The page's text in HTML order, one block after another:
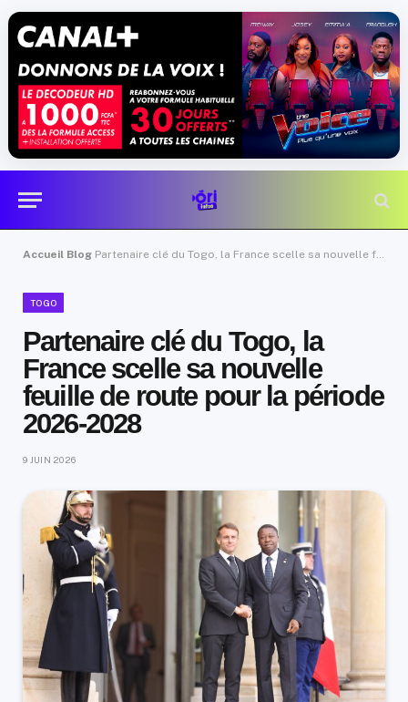
Accueil Blog Partenaire clé du Togo, la France scelle sa nouvelle feuille de route pour la période 2026-2028
TOGO
Partenaire clé du Togo, la
France scelle sa nouvelle
feuille de route pour la période
2026-2028
9 JUIN 2026